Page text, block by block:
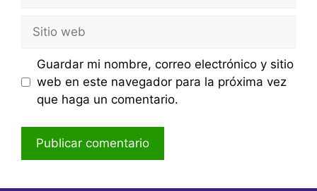
Sitio
web
Guardar mi nombre, correo electrónico y sitio
web en este navegador para la próxima vez
que haga un comentario.